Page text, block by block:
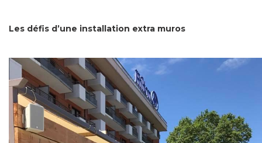
Les défis d’une installation extra muros